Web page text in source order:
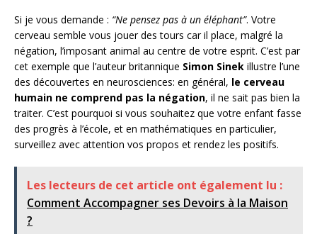
Si je vous demande : “Ne pensez pas à un éléphant”. Votre
cerveau semble vous jouer des tours car il place, malgré la
négation, l’imposant animal au centre de votre esprit. C’est par
cet exemple que l’auteur britannique Simon Sinek illustre l’une
des découvertes en neurosciences: en général, le cerveau
humain ne comprend pas la négation, il ne sait pas bien la
traiter. C’est pourquoi si vous souhaitez que votre enfant fasse
des progrès à l’école, et en mathématiques en particulier,
surveillez avec attention vos propos et rendez les positifs.
Les lecteurs de cet article ont également lu :
Comment Accompagner ses Devoirs à la Maison
?